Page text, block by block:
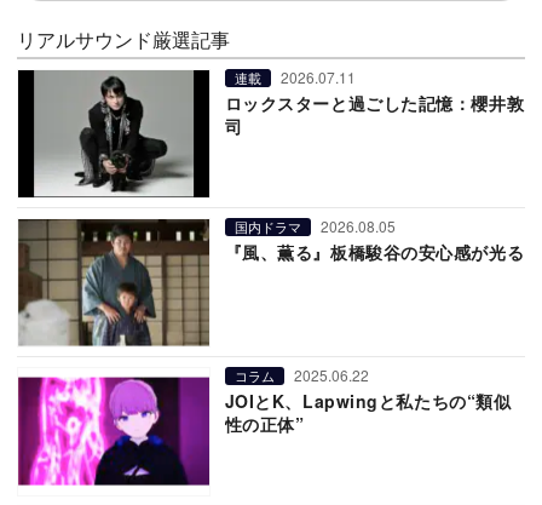
リアルサウンド厳選記事
連載 2026.07.11
ロックスターと過ごした記憶：櫻井敦
司
国内ドラマ 2026.08.05
『風、薫る』板橋駿谷の安心感が光る
コラム 2025.06.22
JOIとK、Lapwingと私たちの“類似
性の正体”